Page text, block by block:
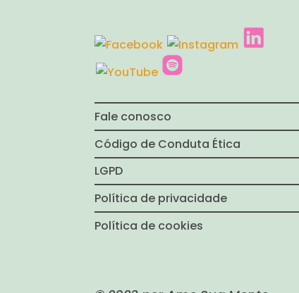
Fale conosco
Código de Conduta Ética
LGPD
Política de privacidade
Política de cookies